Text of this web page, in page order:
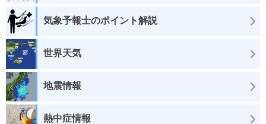
気象予報士のポイント解説
世界天気
地震情報
熱中症情報